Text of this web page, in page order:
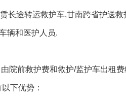
长途转运救护车,甘南跨省护送救
辆和医护人员.
院前救护费和救护/监护车出租费
下优势：